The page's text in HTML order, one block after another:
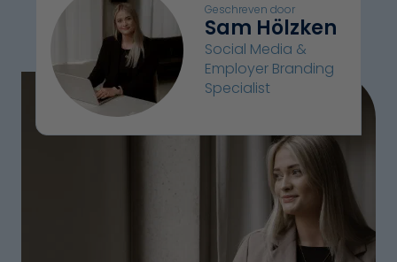
Geschreven door
Sam Hölzken
Social Media &
Employer Branding
Specialist